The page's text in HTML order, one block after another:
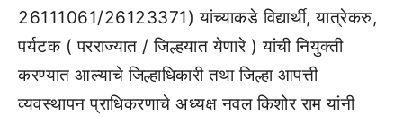
26111061/26123371) यांच्याकडे विद्यार्थी, यात्रेकरु,
पर्यटक ( परराज्यात / जिल्हयात येणारे ) यांची नियुक्ती
करण्यात आल्याचे जिल्हाधिकारी तथा जिल्हा आपत्ती
व्यवस्थापन प्राधिकरणाचे अध्यक्ष नवल किशोर राम यांनी